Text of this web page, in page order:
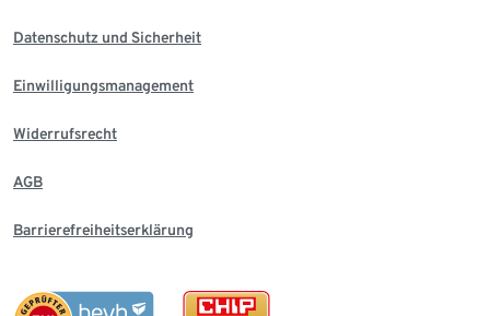
Datenschutz und Sicherheit
Einwilligungsmanagement
Widerrufsrecht
AGB
Barrierefreiheitserklärung